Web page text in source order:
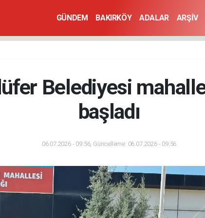
GÜNDEM BAKIRKÖY ADALAR ARŞİV
Belediyesi
başladı
06.07.2026 - 09:56, Güncelleme: 06.07.2026 - 09:56